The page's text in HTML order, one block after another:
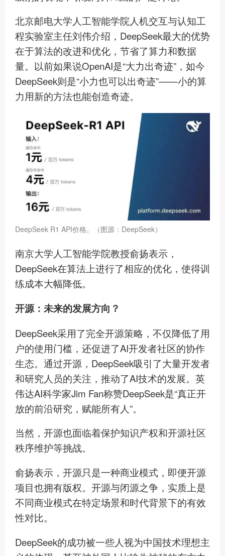
北京邮电大学人工智能学院人机交互与认知工
程实验室主任刘伟介绍，DeepSeek最大的优势
在于算法的改进和优化，节省了算力和数据
量。以前如果说OpenAI是“大力出奇迹”，如今
DeepSeek则是“小力也可以出奇迹”——小的算
力用新的方法也能创造奇迹。
DeepSeek R1 API价格。（图源：DeepSeek）
南京大学人工智能学院教授俞扬表示，
DeepSeek在算法上进行了相应的优化，使得训
练成本大幅降低。
开源：未来的发展方向？
DeepSeek采用了完全开源策略，不仅降低了用
户的使用门槛，还促进了AI开发者社区的协作
生态。通过开源，DeepSeek吸引了大量开发者
和研究人员的关注，推动了AI技术的发展。英
伟达AI科学家Jim Fan称赞DeepSeek是“真正开
放的前沿研究，赋能所有人”。
当然，开源也面临着保护知识产权和开源社区
秩序维护等挑战。
俞扬表示，开源只是一种商业模式，即便开源
项目也拥有版权。开源与闭源之争，实质上是
不同商业模式在特定场景和时代背景下的有效
性对比。
DeepSeek的成功被一些人视为中国技术理想主